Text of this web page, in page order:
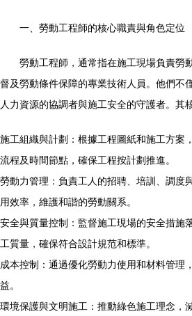
一、勞動工程師的核心職責與角色定位
勞動工程師，通常指在施工現場負責勞
督及勞動條件保障的專業技術人員。他們不
人力資源的協調者與施工安全的守護者。其
施工組織與計劃：根據工程圖紙和施工方案
流程及時間節點，確保工程按計劃推進。
勞動力管理：負責工人的招聘、培訓、調度
用效率，維護和諧的勞動關系。
安全與質量控制：監督施工現場的安全措施
工質量，確保符合設計規范和標準。
成本控制：通過優化勞動力使用和材料管理
益。
環境保護與文明施工：推動綠色施工理念，